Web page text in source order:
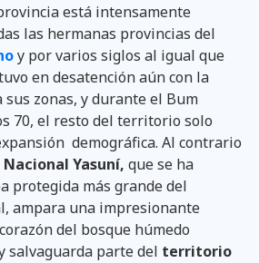
está intensamente
las hermanas provincias del
y por varios siglos al igual que
en desatención aún con la
sus zonas, y durante el Bum
70, el resto del territorio solo
demográfica. Al contrario
Nacional Yasuní, que se ha
protegida más grande del
ampara una impresionante
del bosque húmedo
salvaguarda parte del territorio